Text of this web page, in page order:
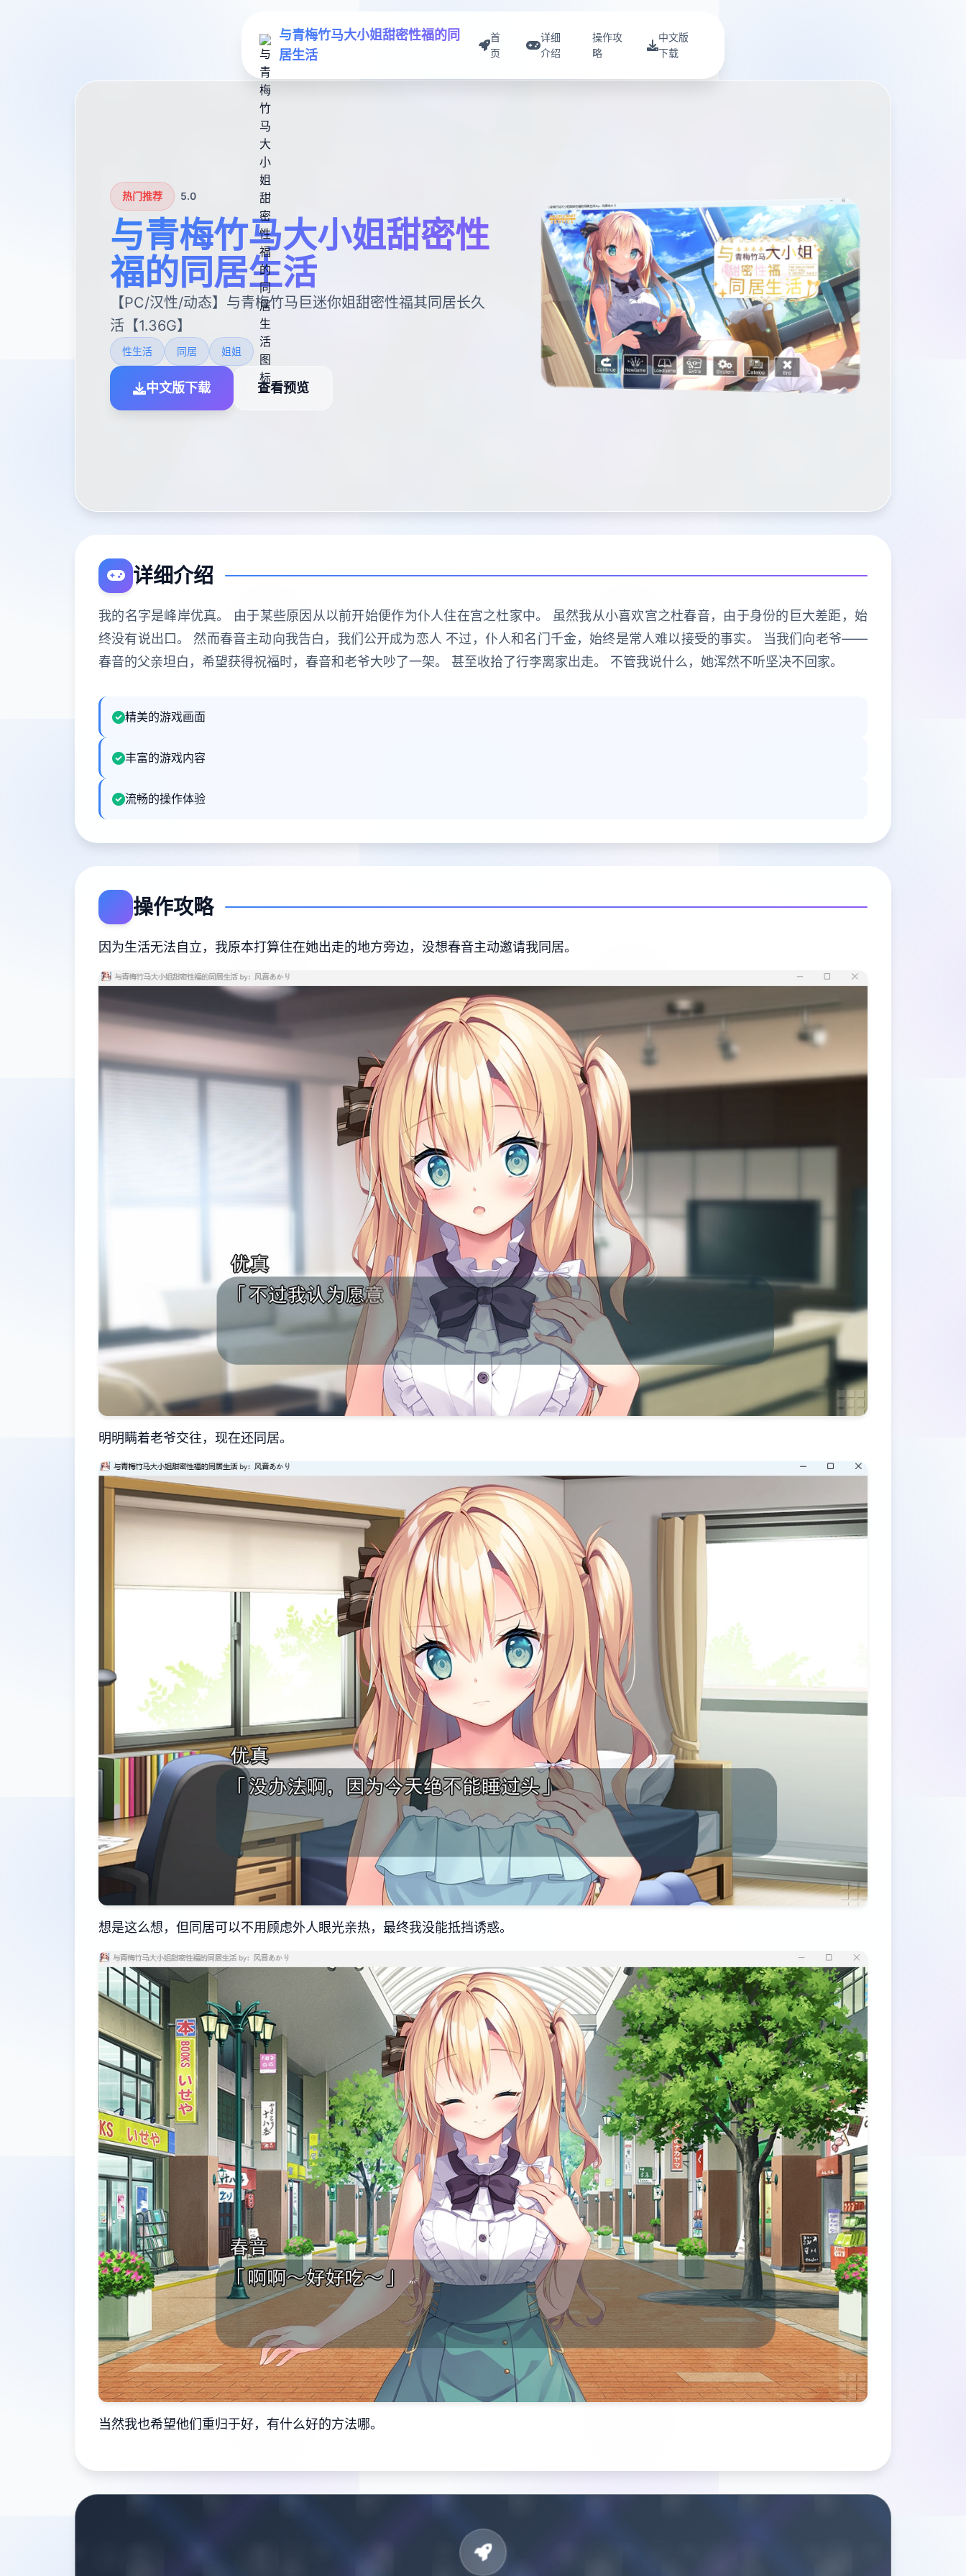
与青梅竹马大小姐甜密性福的同
居生活
首
页
详细
介绍
操作攻
略
中文版
下载
热门推荐 5.0
与青梅竹马大小姐甜密性
福的同居生活
【PC/汉性/动态】与青梅竹马巨迷你姐甜密性福其同居长久
活【1.36G】
性生活 同居 姐姐
中文版下载 查看预览
详细介绍
我的名字是峰岸优真。 由于某些原因从以前开始便作为仆人住在宫之杜家中。 虽然我从小喜欢宫之杜春音，由于身份的巨大差距，始
终没有说出口。 然而春音主动向我告白，我们公开成为恋人 不过，仆人和名门千金，始终是常人难以接受的事实。 当我们向老爷——
春音的父亲坦白，希望获得祝福时，春音和老爷大吵了一架。 甚至收拾了行李离家出走。 不管我说什么，她浑然不听坚决不回家。
精美的游戏画面
丰富的游戏内容
流畅的操作体验
操作攻略
因为生活无法自立，我原本打算住在她出走的地方旁边，没想春音主动邀请我同居。
明明瞒着老爷交往，现在还同居。
想是这么想，但同居可以不用顾虑外人眼光亲热，最终我没能抵挡诱惑。
当然我也希望他们重归于好，有什么好的方法哪。